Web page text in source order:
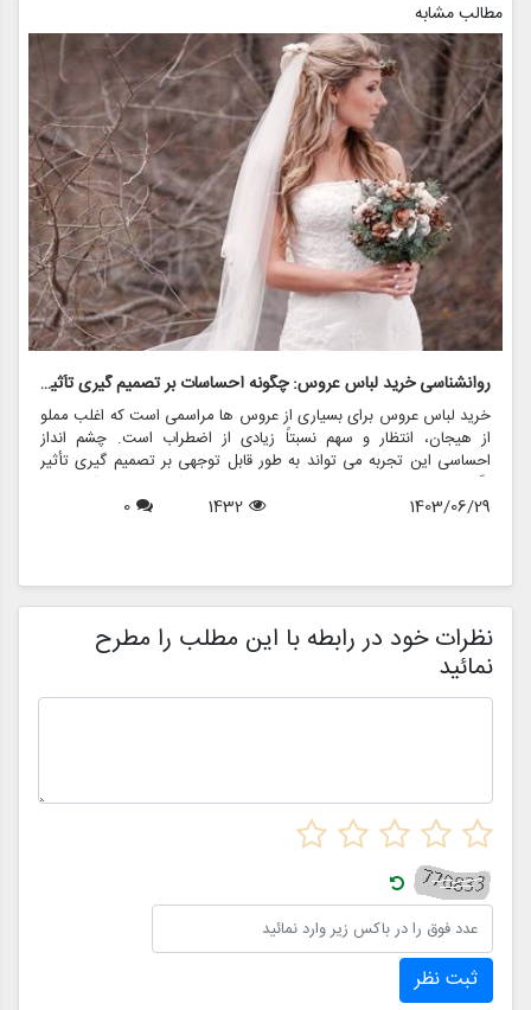
مطالب مشابه
روانشناسی خرید لباس عروس: چگونه احساسات بر تصمیم گیری تأثیر می گذارد
خرید لباس عروس برای بسیاری از عروس ها مراسمی است که اغلب مملو
از هیجان، انتظار و سهم نسبتاً زیادی از اضطراب است. چشم انداز
احساسی این تجربه می تواند به طور قابل توجهی بر تصمیم گیری تأثیر
بگذارد و منجر به انتخاب هایی شود که نه تنها سبک شخصی بلکه عوامل
روانی عمیق تری را نیز منعکس می کند. در این مقاله، روانشناسی خرید
1403/06/29
1432
0
نظرات خود در رابطه با این مطلب را مطرح
نمائید
ثبت نظر